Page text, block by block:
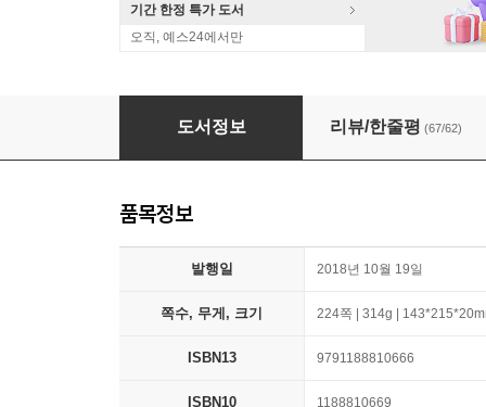
기간 한정 특가 도서
오직, 예스24에서만
도서정보 리뷰/한줄평 (67/62)
품목정보
발행일 2018년 10월 19일
쪽수, 무게, 크기 224쪽 | 314g |
ISBN13 9791188810666
ISBN10 1188810669